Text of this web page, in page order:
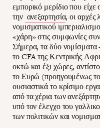
εμπορικό μερίδιο που
την ανεξαρτησία, οι αρχές
νομισματικού
«χάρη» στις συμφωνίες
Σήμερα, τα δύο νομίσματα
το CFA της Κεντρικής
οκτώ και έξι χώρες,
το Ευρώ (προηγουμένως
ουσιαστικά το κρίσιμο
από τα χέρια των
υπό τον έλεγχο του
των πολιτικών και